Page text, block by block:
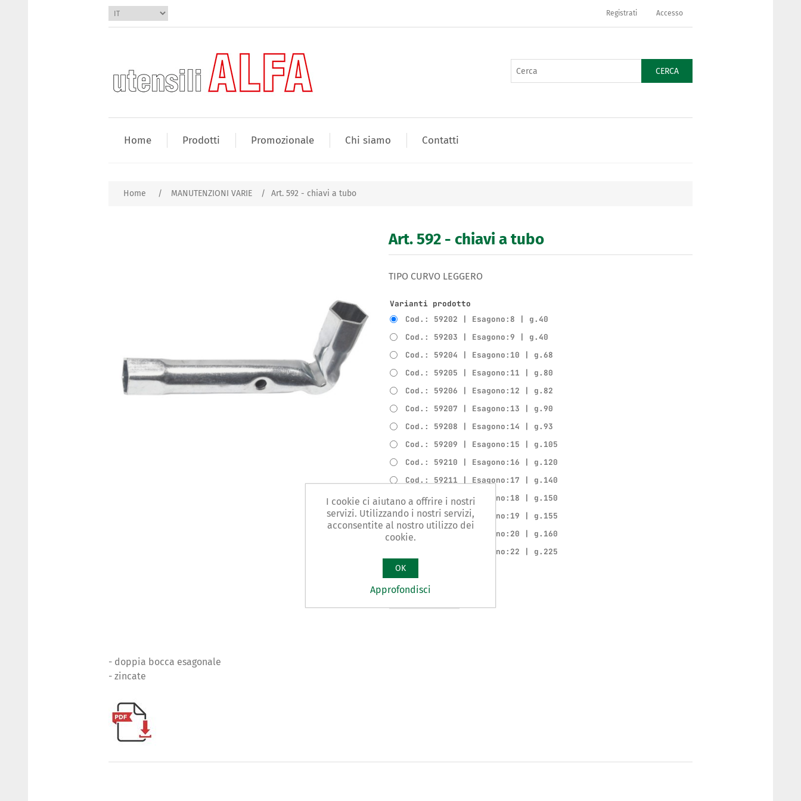
Registrati Accesso
CERCA
Home Prodotti Promozionale Chi siamo Contatti
Home / MANUTENZIONI VARIE / Art. 592 - chiavi a tubo
Art. 592 - chiavi a tubo
TIPO CURVO LEGGERO
Varianti prodotto
Cod.: 59202 | Esagono:8 | g.40
Cod.: 59203 | Esagono:9 | g.40
Cod.: 59204 | Esagono:10 | g.68
Cod.: 59205 | Esagono:11 | g.80
Cod.: 59206 | Esagono:12 | g.82
Cod.: 59207 | Esagono:13 | g.90
Cod.: 59208 | Esagono:14 | g.93
Cod.: 59209 | Esagono:15 | g.105
Cod.: 59210 | Esagono:16 | g.120
Cod.: 59211 | Esagono:17 | g.140
Cod.: 59212 | Esagono:18 | g.150
Cod.: 59213 | Esagono:19 | g.155
Cod.: 59214 | Esagono:20 | g.160
Cod.: 59215 | Esagono:22 | g.225
- doppia bocca esagonale
- zincate
I cookie ci aiutano a offrire i nostri
servizi. Utilizzando i nostri servizi,
acconsentite al nostro utilizzo dei
cookie.
OK
Approfondisci